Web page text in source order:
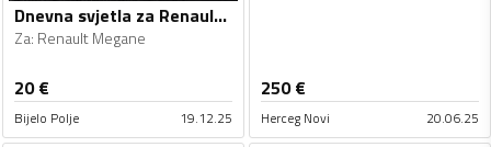
Dnevna svjetla za Renault - Megane - 2016-2020
Za: Renault Megane
20€
Bijelo Polje 19.12.25
250€
Herceg Novi 20.06.25